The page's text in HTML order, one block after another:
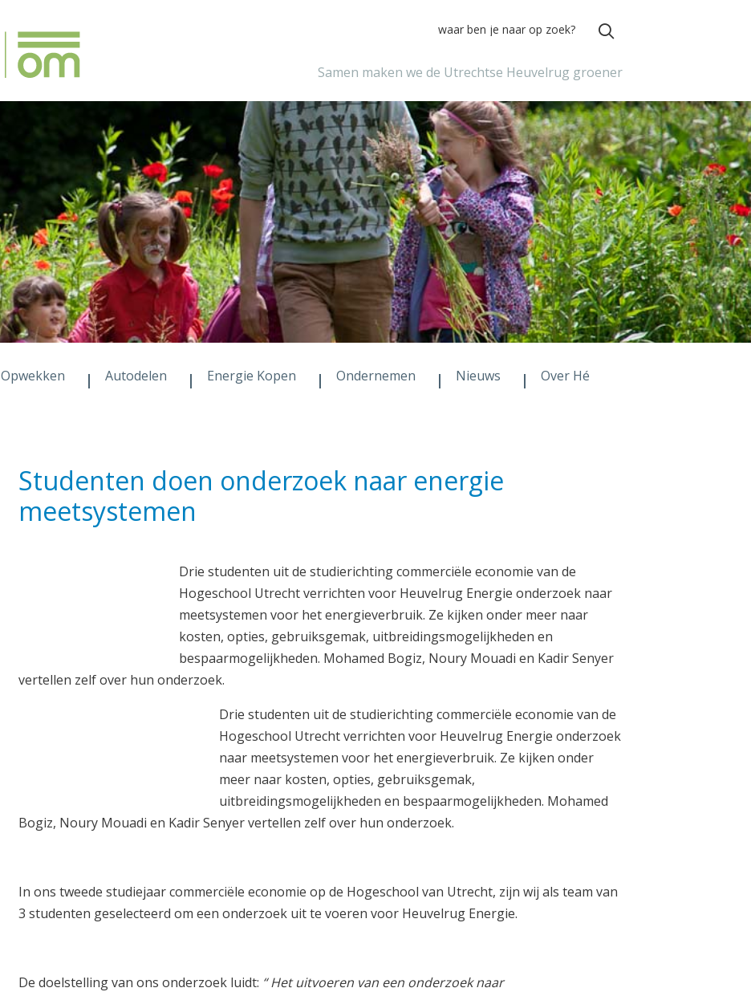
Samen maken we de Utrechtse Heuvelrug groener
Opwekken Autodelen Energie Kopen Ondernemen Nieuws Over Hé
Studenten doen onderzoek naar energie
meetsystemen
Drie studenten uit de studierichting commerciële economie van de
Hogeschool Utrecht verrichten voor Heuvelrug Energie onderzoek naar
meetsystemen voor het energieverbruik. Ze kijken onder meer naar
kosten, opties, gebruiksgemak, uitbreidingsmogelijkheden en
bespaarmogelijkheden. Mohamed Bogiz, Noury Mouadi en Kadir Senyer
vertellen zelf over hun onderzoek.
Drie studenten uit de studierichting commerciële economie van de
Hogeschool Utrecht verrichten voor Heuvelrug Energie onderzoek
naar meetsystemen voor het energieverbruik. Ze kijken onder
meer naar kosten, opties, gebruiksgemak,
uitbreidingsmogelijkheden en bespaarmogelijkheden. Mohamed
Bogiz, Noury Mouadi en Kadir Senyer vertellen zelf over hun onderzoek.
In ons tweede studiejaar commerciële economie op de Hogeschool van Utrecht, zijn wij als team van
3 studenten geselecteerd om een onderzoek uit te voeren voor Heuvelrug Energie.
De doelstelling van ons onderzoek luidt: “ Het uitvoeren van een onderzoek naar